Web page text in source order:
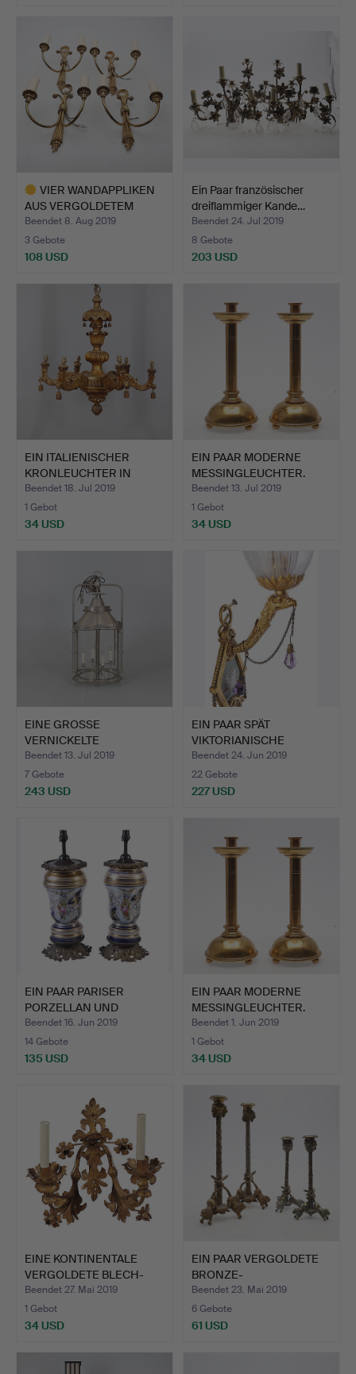
VIER WANDAPPLIKEN
AUS VERGOLDETEM
METALL I…
Beendet 8. Aug 2019
3 Gebote
108 USD
Ein Paar französischer
dreiflammiger Kande…
Beendet 24. Jul 2019
8 Gebote
203 USD
EIN ITALIENISCHER
KRONLEUCHTER IN
BAROCKEM…
Beendet 18. Jul 2019
1 Gebot
34 USD
EIN PAAR MODERNE
MESSINGLEUCHTER.
Beendet 13. Jul 2019
1 Gebot
34 USD
EINE GROSSE
VERNICKELTE
HALLLATERNE.
Beendet 13. Jul 2019
7 Gebote
243 USD
EIN PAAR SPÄT
VIKTORIANISCHE
VERGOLDETE BR…
Beendet 24. Jun 2019
22 Gebote
227 USD
EIN PAAR PARISER
PORZELLAN UND
VERGOLDETES…
Beendet 16. Jun 2019
14 Gebote
135 USD
EIN PAAR MODERNE
MESSINGLEUCHTER.
Beendet 1. Jun 2019
1 Gebot
34 USD
EINE KONTINENTALE
VERGOLDETE BLECH-
ZWILLIN…
Beendet 27. Mai 2019
1 Gebot
34 USD
EIN PAAR VERGOLDETE
BRONZE-
KERZENLEUCHTER,…
Beendet 23. Mai 2019
6 Gebote
61 USD